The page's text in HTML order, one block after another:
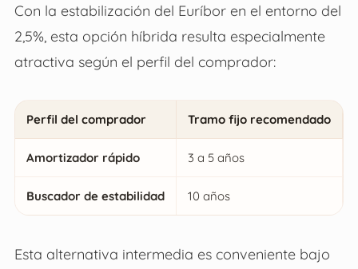
Con la estabilización del Euríbor en el entorno del
2,5%, esta opción híbrida resulta especialmente
atractiva según el perfil del comprador:
Perfil del comprador Tramo fijo recomendado
Amortizador rápido 3 a 5 años
Buscador de estabilidad 10 años
Esta alternativa intermedia es conveniente bajo